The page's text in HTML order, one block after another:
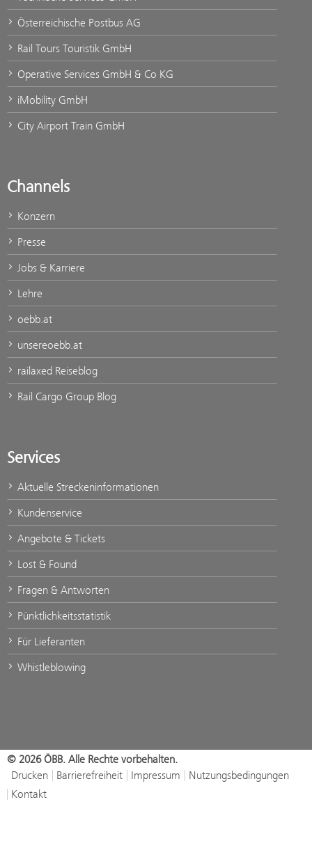
Österreichische Postbus AG
Rail Tours Touristik GmbH
Operative Services GmbH & Co KG
iMobility GmbH
City Airport Train GmbH
Channels
Konzern
Presse
Jobs & Karriere
Lehre
oebb.at
unsereoebb.at
railaxed Reiseblog
Rail Cargo Group Blog
Services
Aktuelle Streckeninformationen
Kundenservice
Angebote & Tickets
Lost & Found
Fragen & Antworten
Pünktlichkeitsstatistik
Für Lieferanten
Whistleblowing
© 2026 ÖBB. Alle Rechte vorbehalten.
Drucken
Barrierefreiheit Impressum
Nutzungsbedingungen
Kontakt